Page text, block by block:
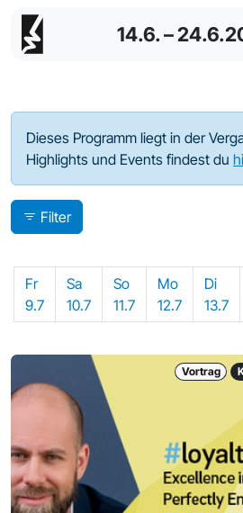
14.6. –
Programm - 2021
Dieses Programm liegt in der
Highlights und Events findest du
Filter
Fr
9.7
Sa
10.7
So
11.7
Mo
12.7
Di
13.7
Vortrag